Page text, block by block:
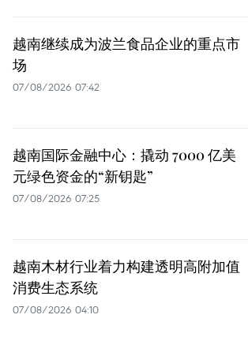
越南继续成为波兰食品企业的重点市
场
07/08/2026 07:42
越南国际金融中心：撬动 7000 亿美
元绿色资金的“新钥匙”
07/08/2026 07:25
越南木材行业着力构建透明高附加值
消费生态系统
07/08/2026 04:10